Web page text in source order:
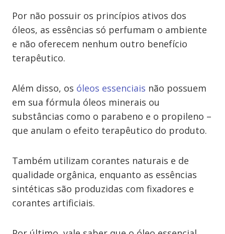
Por não possuir os princípios ativos dos
óleos, as essências só perfumam o ambiente
e não oferecem nenhum outro benefício
terapêutico.
Além disso, os óleos essenciais não possuem
em sua fórmula óleos minerais ou
substâncias como o parabeno e o propileno –
que anulam o efeito terapêutico do produto.
Também utilizam corantes naturais e de
qualidade orgânica, enquanto as essências
sintéticas são produzidas com fixadores e
corantes artificiais.